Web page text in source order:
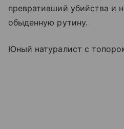
превративший убийства и
обыденную рутину.
Юный натуралист с